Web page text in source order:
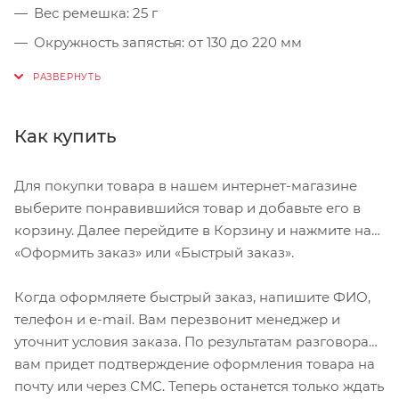
Вес ремешка: 25 г
Окружность запястья: от 130 до 220 мм
Подходит для часов Suunto Spartan Sport, Spartan
Также подходит для Suunto D5 для
повседневного ношения.
Как купить
Для покупки товара в нашем интернет-магазине
выберите понравившийся товар и добавьте его в
корзину. Далее перейдите в Корзину и нажмите на
«Оформить заказ» или «Быстрый заказ».
Когда оформляете быстрый заказ, напишите ФИО,
телефон и e-mail. Вам перезвонит менеджер и
уточнит условия заказа. По результатам разговора
вам придет подтверждение оформления товара на
почту или через СМС. Теперь останется только ждать